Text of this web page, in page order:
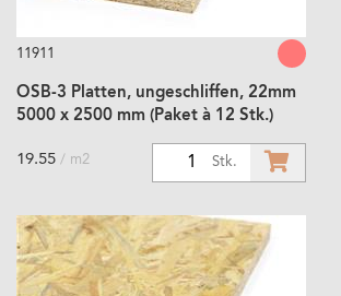
11911
OSB-3 Platten, ungeschliffen, 22mm
5000 x 2500 mm (Paket à 12 Stk.)
Stk.
19.55 / m2